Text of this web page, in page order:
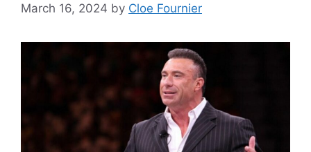
March 16, 2024 by Cloe Fournier